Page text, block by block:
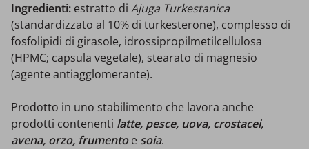
Ingredienti: estratto di Ajuga Turkestanica
(standardizzato al 10% di turkesterone), complesso di
fosfolipidi di girasole, idrossipropilmetilcellulosa
(HPMC; capsula vegetale), stearato di magnesio
(agente antiagglomerante).
Prodotto in uno stabilimento che lavora anche
prodotti contenenti latte, pesce, uova, crostacei,
avena, orzo, frumentoe soia.